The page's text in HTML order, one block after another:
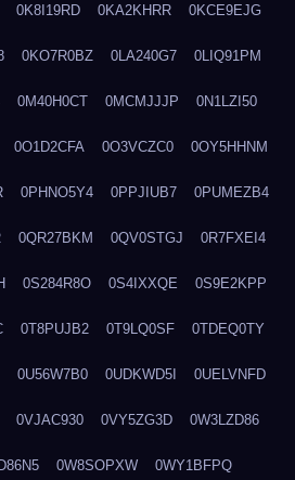
0K8I19RD 0KA2KHRR 0KCE9EJG
0KO7R0BZ 0LA240G7 0LIQ91PM
0M40H0CT 0MCMJJJP 0N1LZI50
0O1D2CFA 0O3VCZC0 0OY5HHNM
0PHNO5Y4 0PPJIUB7 0PUMEZB4
0QR27BKM 0QV0STGJ 0R7FXEI4
0S284R8O 0S4IXXQE 0S9E2KPP
0T8PUJB2 0T9LQ0SF 0TDEQ0TY
0U56W7B0 0UDKWD5I 0UELVNFD
0VJAC930 0VY5ZG3D 0W3LZD86
0W8SOPXW 0WY1BFPQ